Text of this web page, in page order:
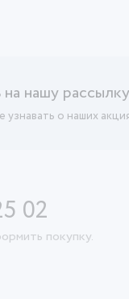
нашу рассылку
узнавать о наших
02
покупку.